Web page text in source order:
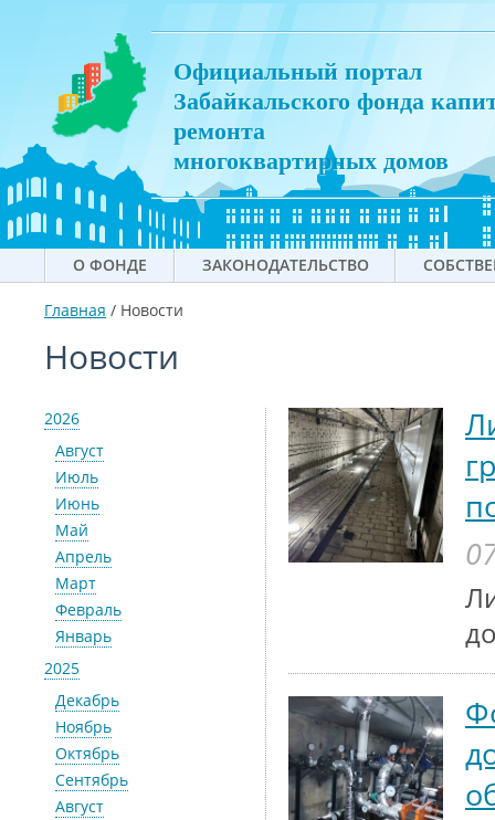
Официальный портал
Забайкальского фонда
ремонта
многоквартирных домов
О ФОНДЕ ЗАКОНОДАТЕЛЬСТВО
Главная / Новости
Новости
2026
Август
Июль
Июнь
Май
Апрель
Март
Февраль
Январь
2025
Декабрь
Ноябрь
Октябрь
Сентябрь
Август